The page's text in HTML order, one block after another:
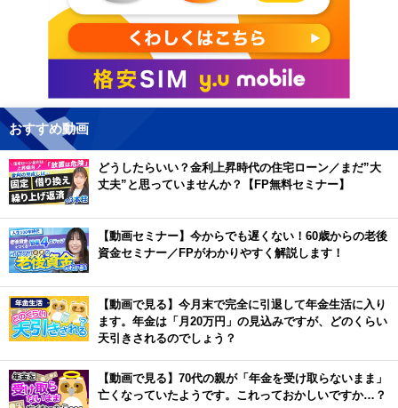
おすすめ動画
どうしたらいい？金利上昇時代の住宅ローン／まだ”大
丈夫”と思っていませんか？【FP無料セミナー】
【動画セミナー】今からでも遅くない！60歳からの老後
資金セミナー／FPがわかりやすく解説します！
【動画で見る】今月末で完全に引退して年金生活に入り
ます。年金は「月20万円」の見込みですが、どのくらい
天引きされるのでしょう？
【動画で見る】70代の親が「年金を受け取らないまま」
亡くなっていたようです。これっておかしいですか…？